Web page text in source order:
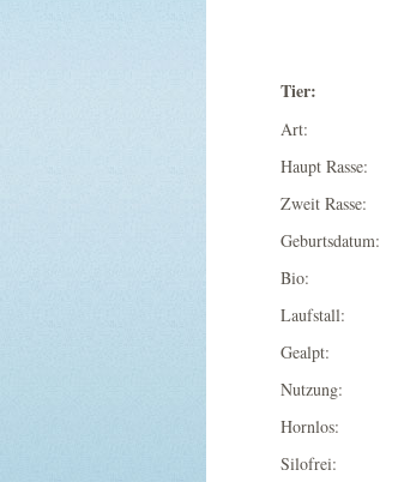
Tier:
Art:
Haupt Rasse:
Zweit Rasse:
Geburtsdatum:
Bio:
Laufstall:
Gealpt:
Nutzung:
Hornlos:
Silofrei: